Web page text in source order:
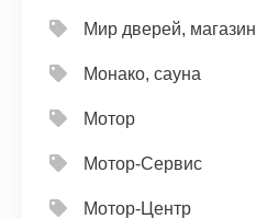
Мир дверей, магазин
Монако, сауна
Мотор
Мотор-Сервис
Мотор-Центр